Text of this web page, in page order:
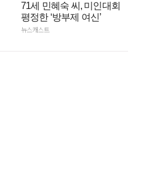
71세 민혜숙 씨, 미인대회
평정한 ‘방부제 여신’
뉴스캐스트